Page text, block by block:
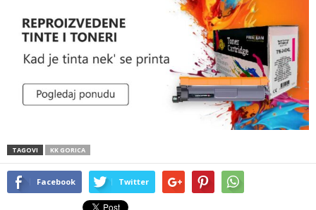
TAGOVI KK GORICA
Facebook Twitter